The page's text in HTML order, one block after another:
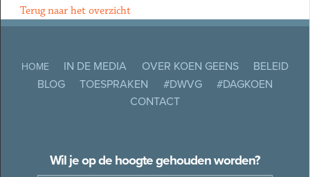
Terug naar het overzicht
HOME IN DE MEDIA OVER KOEN GEENS
BELEID
BLOG
TOESPRAKEN #DWVG
#DAGKOEN
CONTACT
Wil je op de hoogte gehouden worden?